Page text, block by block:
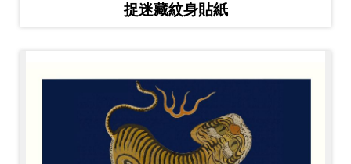
捉迷藏紋身貼紙